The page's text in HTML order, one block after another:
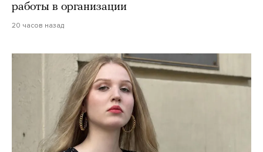
работы в организации
20 часов назад